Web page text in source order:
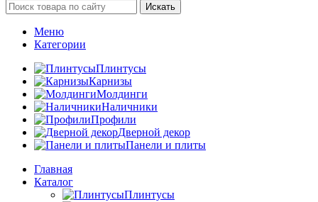
Искать
Меню
Категории
Плинтусы
Карнизы
Молдинги
Наличники
Профили
Дверной декор
Панели и плиты
Главная
Каталог
Плинтусы